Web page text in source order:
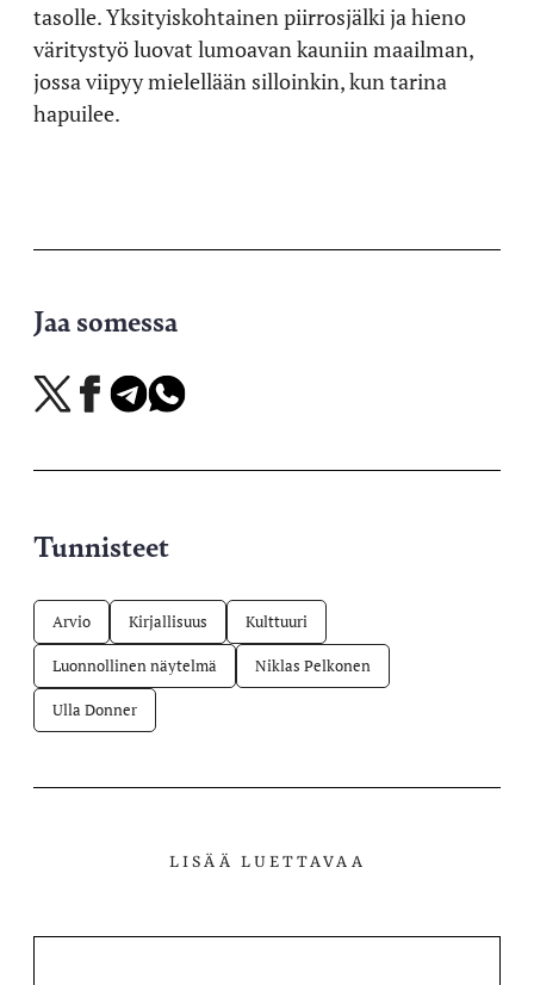
tasolle. Yksityiskohtainen piirrosjälki ja hieno
väritystyö luovat lumoavan kauniin maailman,
jossa viipyy mielellään silloinkin, kun tarina
hapuilee.
Jaa somessa
Jaa
X-
Jaa
Facebookissa
Jaa
Telegramissa
Jaa
WhatsAppissa
Tunnisteet
Arvio Kirjallisuus Kulttuuri
Luonnollinen näytelmä Niklas Pelkonen
Ulla Donner
LISÄÄ LUETTAVAA